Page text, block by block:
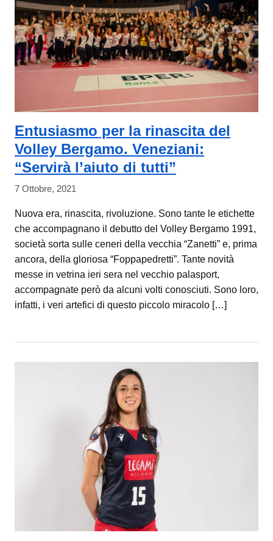
Entusiasmo per la rinascita del
Volley Bergamo. Veneziani:
“Servirà l’aiuto di tutti”
7 Ottobre, 2021
Nuova era, rinascita, rivoluzione. Sono tante le etichette
che accompagnano il debutto del Volley Bergamo 1991,
società sorta sulle ceneri della vecchia “Zanetti” e, prima
ancora, della gloriosa “Foppapedretti”. Tante novità
messe in vetrina ieri sera nel vecchio palasport,
accompagnate però da alcuni volti conosciuti. Sono loro,
infatti, i veri artefici di questo piccolo miracolo […]